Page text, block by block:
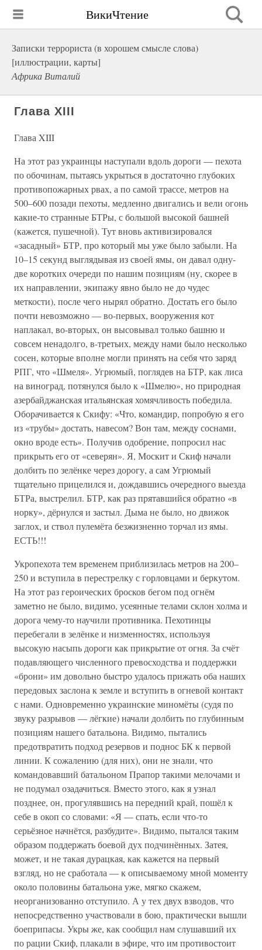
ВикиЧтение
Записки террориста (в хорошем смысле слова)
[иллюстрации, карты]
Африка Виталий
Глава XIII
Глава XIII
На этот раз украинцы наступали вдоль дороги — пехота
по обочинам, пытаясь укрыться в достаточно глубоких
противопожарных рвах, а по самой трассе, метров на
500–600 позади пехоты, медленно двигались и вели огонь
какие-то странные БТРы, с большой высокой башней
(кажется, пушечной). Тут вновь активизировался
«засадный» БТР, про который мы уже было забыли. На
10–15 секунд выглядывая из своей ямы, он давал одну-
две коротких очереди по нашим позициям (ну, скорее в
их направлении, экипажу явно было не до чудес
меткости), после чего нырял обратно. Достать его было
почти невозможно — во-первых, вооружения кот
наплакал, во-вторых, он высовывал только башню и
совсем ненадолго, в-третьих, между нами было несколько
сосен, которые вполне могли принять на себя что заряд
РПГ, что «Шмеля». Угрюмый, поглядев на БТР, как лиса
на виноград, потянулся было к «Шмелю», но природная
азербайджанская итальянская хомячливость победила.
Оборачивается к Скифу: «Что, командир, попробую я его
из «трубы» достать, навесом? Вон там, между соснами,
окно вроде есть». Получив одобрение, попросил нас
прикрыть его от «северян». Я, Москит и Скиф начали
долбить по зелёнке через дорогу, а сам Угрюмый
тщательно прицелился и, дождавшись очередного выезда
БТРа, выстрелил. БТР, как раз прятавшийся обратно «в
норку», дёрнулся и застыл. Дыма не было, но движок
заглох, и ствол пулемёта безжизненно торчал из ямы.
ЕСТЬ!!!
Укропехота тем временем приблизилась метров на 200–
250 и вступила в перестрелку с горловцами и беркутом.
На этот раз героических бросков бегом под огнём
заметно не было, видимо, усеянные телами склон холма и
дорога чему-то научили противника. Пехотинцы
перебегали в зелёнке и низменностях, используя
высокую насыпь дороги как прикрытие от огня. За счёт
подавляющего численного превосходства и поддержки
«брони» им довольно быстро удалось прижать оба наших
передовых заслона к земле и вступить в огневой контакт
с нами. Одновременно украинские миномёты (судя по
звуку разрывов — лёгкие) начали долбить по глубинным
позициям нашего батальона. Видимо, пытались
предотвратить подход резервов и поднос БК к первой
линии. К сожалению (для них), они не знали, что
командовавший батальоном Прапор такими мелочами и
не подумал озадачиться. Вместо этого, как я узнал
позднее, он, прогулявшись на передний край, пошёл к
себе в окоп со словами: «Я — спать, если что-то
серьёзное начнётся, разбудите». Видимо, пытался таким
образом поддержать боевой дух подчинённых. Затея,
может, и не такая дурацкая, как кажется на первый
взгляд, но не сработала — к описываемому мной моменту
около половины батальона уже, мягко скажем,
неорганизованно отступило. А у тех двух взводов, что
непосредственно участвовали в бою, практически вышли
боеприпасы. Укры же, как сообщил нам слушавший их
по рации Скиф, плакали в эфире, что им противостоит